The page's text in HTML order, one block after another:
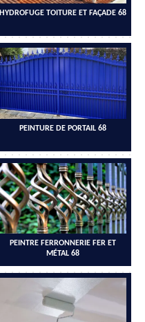
HYDROFUGE TOITURE ET FAÇADE 68
PEINTURE DE PORTAIL 68
PEINTRE FERRONNERIE FER ET
MÉTAL 68